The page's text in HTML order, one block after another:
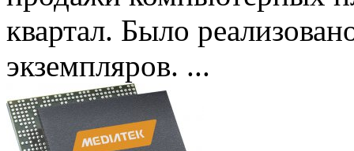
квартал. Было
экземпляров. ...